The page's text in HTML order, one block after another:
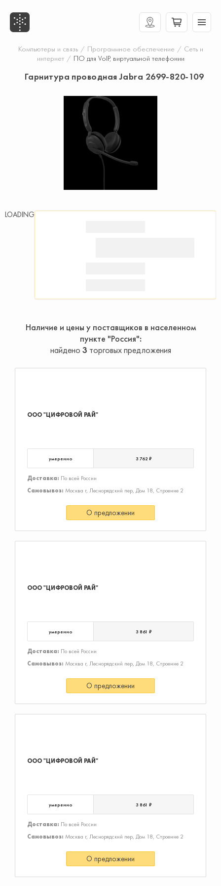
Компьютеры и связь / Программное обеспечение / Сеть и
интернет / ПО для VoIP, виртуальной телефонии
Гарнитура проводная Jabra 2699-820-109
LOADING
Наличие и цены у поставщиков в населенном
пункте "Россия"
найдено 3 торговых предложения
ООО "ЦИФРОВОЙ РАЙ"
умеренно 3 762 ₽
Доставка: По всей России
Самовывоз: Москва г, Леснорядский пер, Дом 18, Строение 2
О предложении
ООО "ЦИФРОВОЙ РАЙ"
умеренно 3 861 ₽
Доставка: По всей России
Самовывоз: Москва г, Леснорядский пер, Дом 18, Строение 2
О предложении
ООО "ЦИФРОВОЙ РАЙ"
умеренно 3 861 ₽
Доставка: По всей России
Самовывоз: Москва г, Леснорядский пер, Дом 18, Строение 2
О предложении